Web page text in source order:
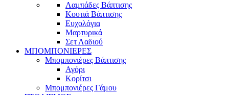
Λαμπάδες Βάπτισης
Κουτιά Βάπτισης
Ευχολόγια
Μαρτυρικά
Σετ Λαδιού
ΜΠΟΜΠΟΝΙΕΡΕΣ
Μπομπονιέρες Βάπτισης
Αγόρι
Κορίτσι
Μπομπονιέρες Γάμου